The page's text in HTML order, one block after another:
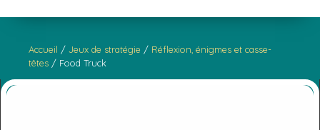
Accueil /Jeux de stratégie / Réflexion, énigmes et casse-
têtes / Food Truck